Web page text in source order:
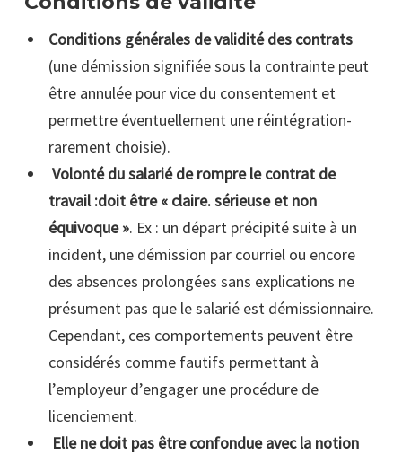
Conditions générales de validité des contrats
(une démission signifiée sous la contrainte peut
être annulée pour vice du consentement et
permettre éventuellement une réintégration-
rarement choisie).
Volonté du salarié de rompre le contrat de
travail :doit être « claire. sérieuse et non
équivoque ». Ex : un départ précipité suite à un
incident, une démission par courriel ou encore
des absences prolongées sans explications ne
présument pas que le salarié est démissionnaire.
Cependant, ces comportements peuvent être
considérés comme fautifs permettant à
l’employeur d’engager une procédure de
licenciement.
Elle ne doit pas être confondue avec la notion